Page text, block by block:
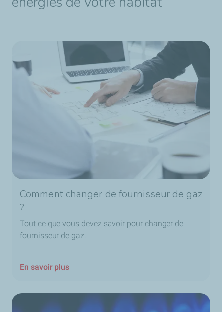
Comment changer de fournisseur de gaz
?
Tout ce que vous devez savoir pour changer de
fournisseur de gaz.
En savoir plus